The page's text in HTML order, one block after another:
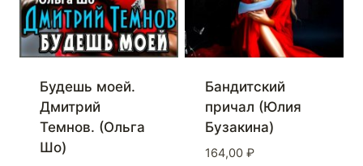
Будешь моей.
Дмитрий
Темнов. (Ольга
Шо)
Бандитский
причал (Юлия
Бузакина)
164,00 ₽